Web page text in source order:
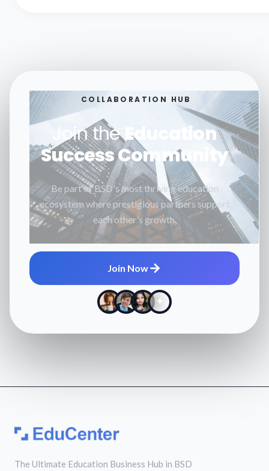
COLLABORATION HUB
Join theEducation
Success Community
Be part of BSD's most thriving education
ecosystem where prestigious partners support
each other's growth.
Join Now
+
The Ultimate Education Business Hub in BSD